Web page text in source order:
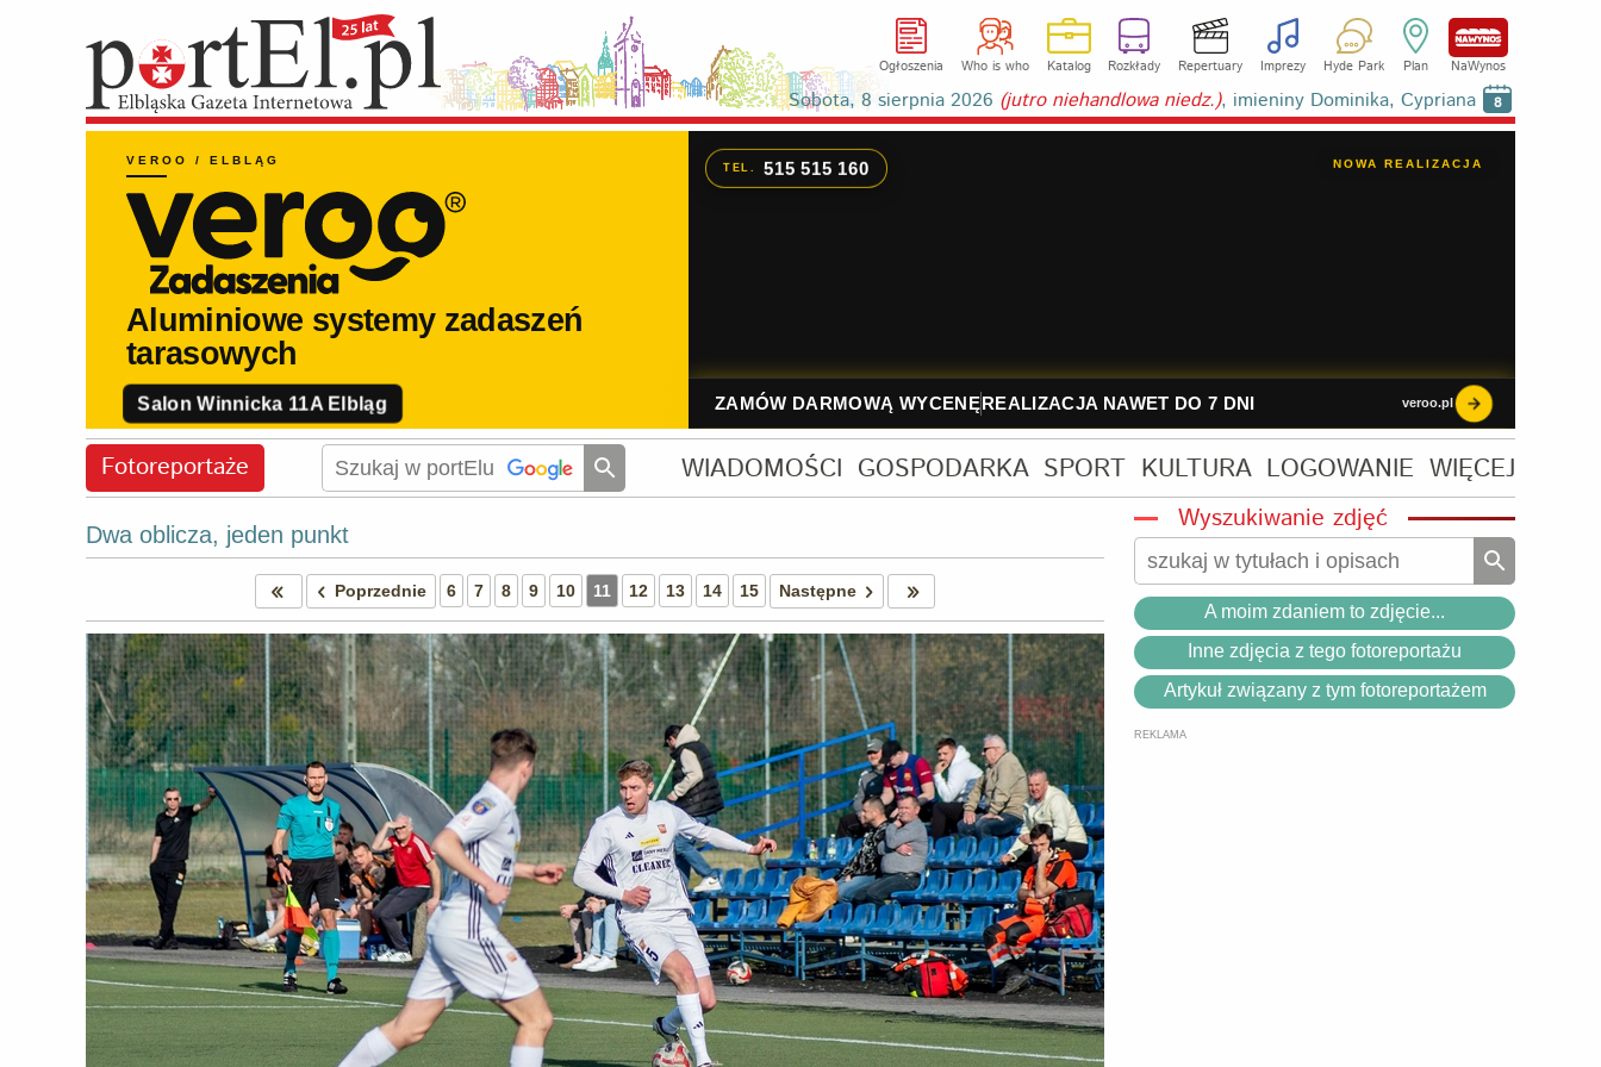
Ogłoszenia Who is who Katalog Rozkłady Repertuary Imprezy Hyde Park Plan NaWynos
Sobota, 8 sierpnia 2026 (jutro niehandlowa niedz.), imieniny Dominika, Cypriana 8
Fotoreportaże WIADOMOŚCI GOSPODARKA SPORT KULTURA LOGOWANIE WIĘCEJ
Dwa oblicza, jeden punkt
Poprzednie 6 7 8 9 10 11 12 13 14 15 Następne
Wyszukiwanie zdjęć
A moim zdaniem to zdjęcie...
Inne zdjęcia z tego fotoreportażu
Artykuł związany z tym fotoreportażem